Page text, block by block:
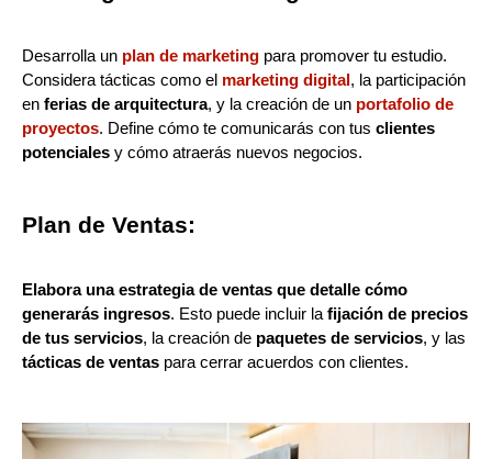
Desarrolla un plan de marketing para promover tu estudio.
Considera tácticas como el marketing digital, la participación
en ferias de arquitectura, y la creación de un portafolio de
proyectos. Define cómo te comunicarás con tus clientes
potenciales y cómo atraerás nuevos negocios.
Plan de Ventas:
Elabora una estrategia de ventas que detalle cómo
generarás ingresos. Esto puede incluir la fijación de precios
de tus servicios, la creación de paquetes de servicios, y las
tácticas de ventas para cerrar acuerdos con clientes.